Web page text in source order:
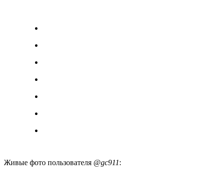
Живые фото пользователя @gc911: